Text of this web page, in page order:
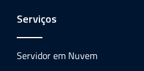
Serviços
Servidor em Nuvem